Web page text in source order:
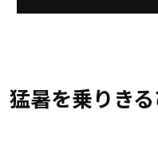
猛暑を乗りき